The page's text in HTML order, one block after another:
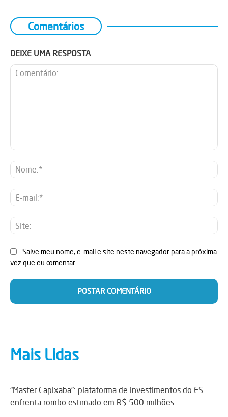
Comentários
DEIXE UMA RESPOSTA
E-
Salve meu nome, e-mail e site neste navegador para a próxima
vez que eu comentar.
Mais Lidas
“Master Capixaba”: plataforma de investimentos do ES
enfrenta rombo estimado em R$ 500 milhões